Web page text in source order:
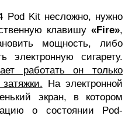
Pod Kit несложно, нужно
клавишу «Fire»,
мощность, либо
электронную сигарету.
работать он только
На электронной
экран, в котором
о состоянии Pod-